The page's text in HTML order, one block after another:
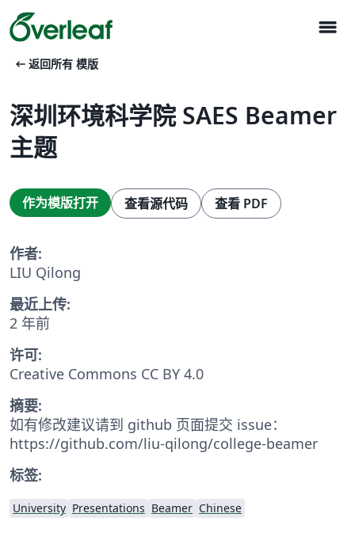
menu
arrow_left_alt 返回所有 模版
深圳环境科学院 SAES Beamer
主题
作为模版打开 查看源代码 查看 PDF
作者:
LIU Qilong
最近上传:
2 年前
许可:
Creative Commons CC BY 4.0
摘要:
如有修改建议请到 github 页面提交 issue：
https://github.com/liu-qilong/college-beamer
标签:
University Presentations Beamer Chinese